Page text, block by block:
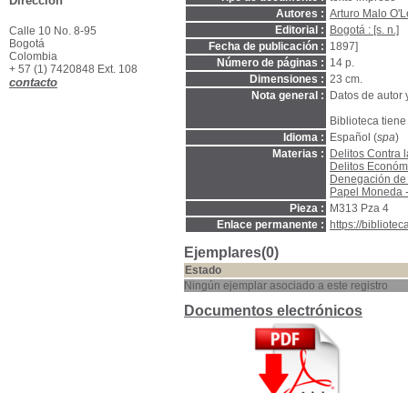
Autores : Arturo Malo
Editorial :
Bogotá : [s. n.]
Fecha de publicación : 1897]
Número de páginas : 14 p.
Dimensiones : 23 cm.
Nota general :
Datos de autor
Biblioteca
Idioma :
Español (spa)
Materias :
Delitos Contra
Delitos
Denegación
Papel Moneda
Pieza :
M313 Pza 4
Enlace permanente :
https://
Ejemplares(0)
Estado
Ningún ejemplar asociado a este registro
Documentos electrónicos
Calle 10 No. 8-95
Bogotá
Colombia
+ 57 (1) 7420848 Ext. 108
contacto